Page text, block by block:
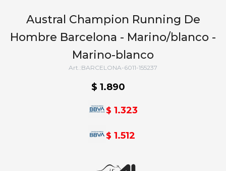
Austral Champion Running De
Hombre Barcelona - Marino/blanco -
Marino-blanco
BARCELONA-6011-155237
$ 1.890
$ 1.323
$ 1.512